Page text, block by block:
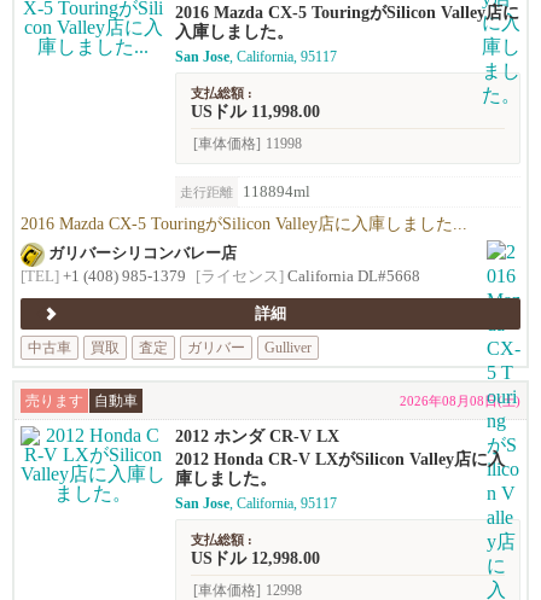
2016 Mazda CX-5 TouringがSilicon Valley店に
入庫しました。
San Jose, California, 95117
支払総額 :
USドル 11,998.00
[車体価格] 11998
走行距離 118894ml
2016 Mazda CX-5 TouringがSilicon Valley店に入庫しました...
ガリバーシリコンバレー店
[TEL] +1 (408) 985-1379 [ライセンス] California DL#5668
詳細
中古車
買取 査定 ガリバー Gulliver
売ります 自動車 2026年08月08日(土)
2012 ホンダ CR-V LX
2012 Honda CR-V LXがSilicon Valley店に入
庫しました。
San Jose, California, 95117
支払総額 :
USドル 12,998.00
[車体価格] 12998